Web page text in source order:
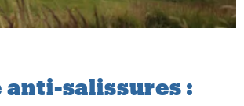
anti-salissures :